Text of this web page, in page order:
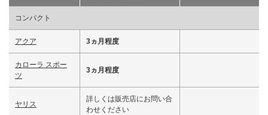
コンパクト
アクア 3ヵ月程度
カローラ スポー
ツ
3ヵ月程度
ヤリス
詳しくは販売店にお問い合
わせください